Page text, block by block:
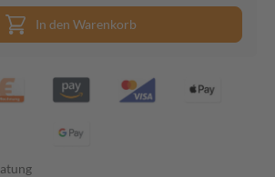
In den Warenkorb